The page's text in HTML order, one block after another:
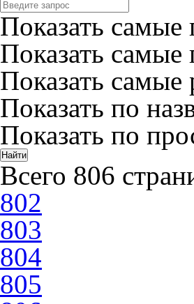
Показать самые
Показать самые
Показать самые
Показать по
Показать по
Всего 806
802
803
804
805